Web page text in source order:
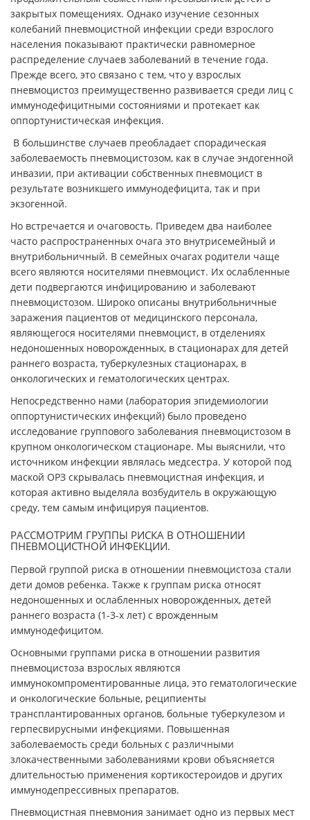
закрытых помещениях. Однако изучение сезонных
колебаний пневмоцистной инфекции среди взрослого
населения показывают практически равномерное
распределение случаев заболеваний в течение года.
Прежде всего, это связано с тем, что у взрослых
пневмоцистоз преимущественно развивается среди лиц с
иммунодефицитными состояниями и протекает как
оппортунистическая инфекция.
В большинстве случаев преобладает спорадическая
заболеваемость пневмоцистозом, как в случае эндогенной
инвазии, при активации собственных пневмоцист в
результате возникшего иммунодефицита, так и при
экзогенной.
Но встречается и очаговость. Приведем два наиболее
часто распространенных очага это внутрисемейный и
внутрибольничный. В семейных очагах родители чаще
всего являются носителями пневмоцист. Их ослабленные
дети подвергаются инфицированию и заболевают
пневмоцистозом. Широко описаны внутрибольничные
заражения пациентов от медицинского персонала,
являющегося носителями пневмоцист, в отделениях
недоношенных новорожденных, в стационарах для детей
раннего возраста, туберкулезных стационарах, в
онкологических и гематологических центрах.
Непосредственно нами (лаборатория эпидемиологии
оппортунистических инфекций) было проведено
исследование группового заболевания пневмоцистозом в
крупном онкологическом стационаре. Мы выяснили, что
источником инфекции являлась медсестра. У которой под
маской ОРЗ скрывалась пневмоцистная инфекция, и
которая активно выделяла возбудитель в окружающую
среду, тем самым инфицируя пациентов.
РАССМОТРИМ ГРУППЫ РИСКА В ОТНОШЕНИИ
ПНЕВМОЦИСТНОЙ ИНФЕКЦИИ.
Первой группой риска в отношении пневмоцистоза стали
дети домов ребенка. Также к группам риска относят
недоношенных и ослабленных новорожденных, детей
раннего возраста (1-3-х лет) с врожденным
иммунодефицитом.
Основными группами риска в отношении развития
пневмоцистоза взрослых являются
иммунокомпроментированные лица, это гематологические
и онкологические больные, реципиенты
трансплантированных органов, больные туберкулезом и
герпесвирусными инфекциями. Повышенная
заболеваемость среди больных с различными
злокачественными заболеваниями крови объясняется
длительностью применения кортикостероидов и других
иммунодепрессивных препаратов.
Пневмоцистная пневмония занимает одно из первых мест